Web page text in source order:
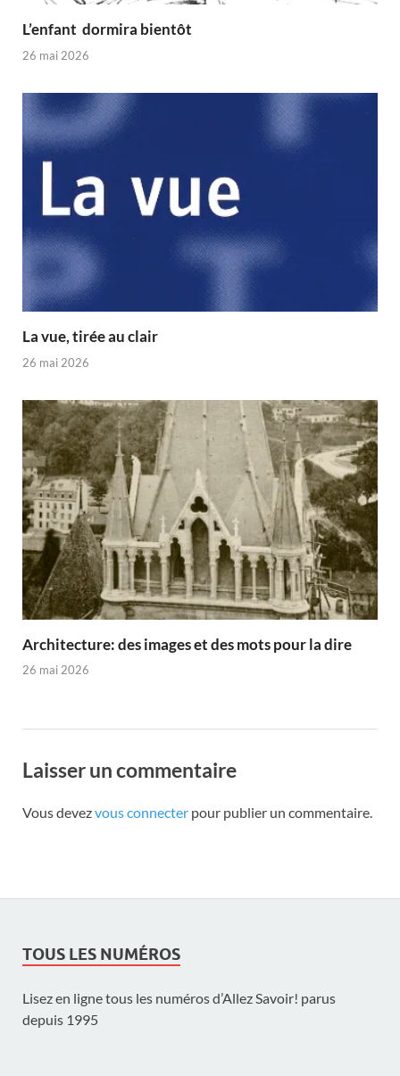
L’enfant dormira bientôt
26 mai 2026
La vue, tirée au clair
26 mai 2026
Architecture: des images et des mots pour la dire
26 mai 2026
Laisser un commentaire
Vous devezvous connecter pour publier un commentaire.
TOUS LES NUMÉROS
Lisez en ligne tous les numéros d’Allez Savoir! parus
depuis 1995